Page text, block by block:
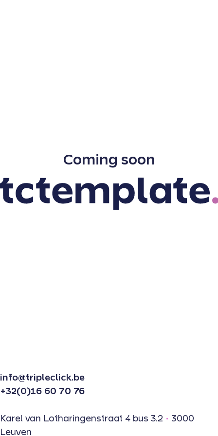
Coming soon
info@tripleclick.be
+32(0)16 60 70 76
Karel van Lotharingenstraat 4 bus 3.2 • 3000
Leuven